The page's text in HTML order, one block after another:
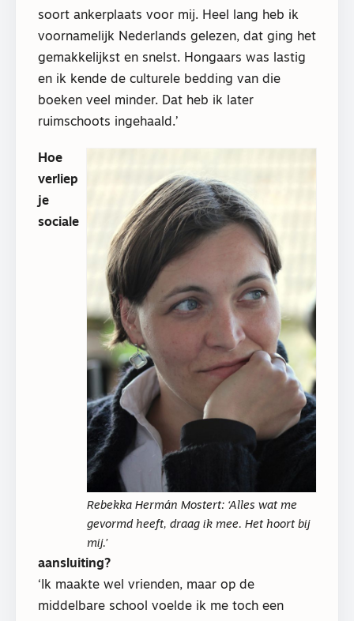
soort ankerplaats voor mij. Heel lang heb ik
voornamelijk Nederlands gelezen, dat ging het
gemakkelijkst en snelst. Hongaars was lastig
en ik kende de culturele bedding van die
boeken veel minder. Dat heb ik later
ruimschoots ingehaald.’
Rebekka Hermán Mostert: ‘Alles wat me
gevormd heeft, draag ik mee. Het hoort bij
mij.’
Hoe
verliep
je
sociale
aansluiting?
‘Ik maakte wel vrienden, maar op de
middelbare school voelde ik me toch een